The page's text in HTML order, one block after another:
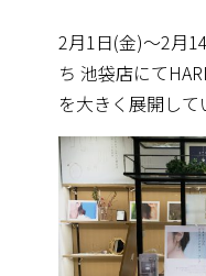
2月1日(金)〜2月
ち 池袋店にて
を大きく展開して